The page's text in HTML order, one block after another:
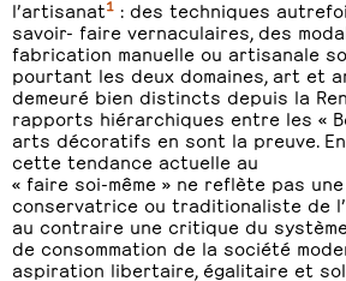
l’artisanat1 : des techniques
savoir- faire vernaculaires, des
fabrication manuelle ou artisanale
pourtant les deux domaines, art et
demeuré bien distincts depuis la
rapports hiérarchiques entre les «
arts décoratifs en sont la preuve.
cette tendance actuelle au
« faire soi-même » ne reflète pas
conservatrice ou traditionaliste de
au contraire une critique du
de consommation de la société
aspiration libertaire, égalitaire et